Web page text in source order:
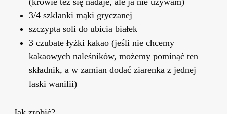
3/4 szklanki mąki gryczanej
szczypta soli do ubicia białek
3 czubate łyżki kakao (jeśli nie chcemy
kakaowych naleśników, możemy pominąć ten
składnik, a w zamian dodać ziarenka z jednej
laski wanilii)